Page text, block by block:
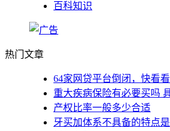
百科知识
热门文章
64家网贷平台倒闭，快看
重大疾病保险有必要买吗
产权比率一般多少合适
牙买加体系不具备的特点